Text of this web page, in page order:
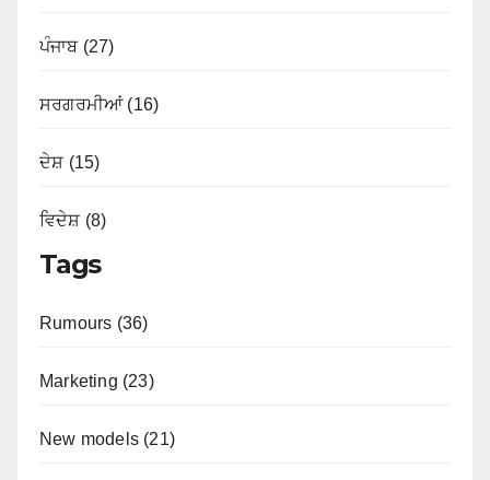
ਪੰਜਾਬ (27)
ਸਰਗਰਮੀਆਂ (16)
ਦੇਸ਼ (15)
ਵਿਦੇਸ਼ (8)
Tags
Rumours (36)
Marketing (23)
New models (21)